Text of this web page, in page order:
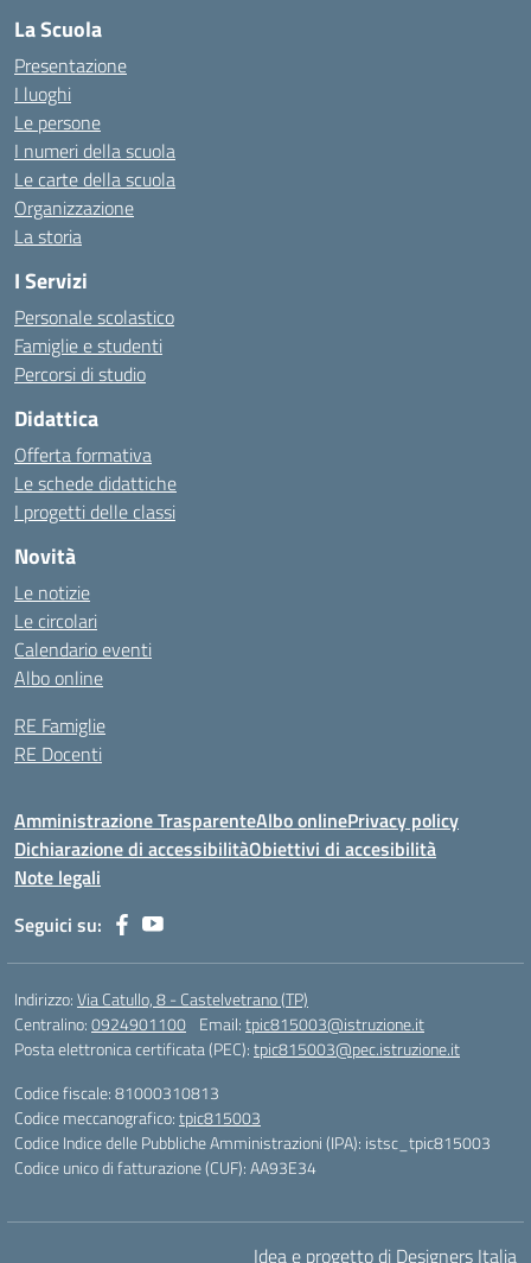
La Scuola
Presentazione
I luoghi
Le persone
I numeri della scuola
Le carte della scuola
Organizzazione
La storia
I Servizi
Personale scolastico
Famiglie e studenti
Percorsi di studio
Didattica
Offerta formativa
Le schede didattiche
I progetti delle classi
Novità
Le notizie
Le circolari
Calendario eventi
Albo online
RE Famiglie
RE Docenti
Amministrazione TrasparenteAlbo onlinePrivacy policy
Dichiarazione di accessibilitàObiettivi di accesibilità
Note legali
Seguici su:
Indirizzo:Via Catullo, 8 - Castelvetrano (TP)
Centralino:0924901100 Email:tpic815003@istruzione.it
Posta elettronica certificata (PEC):tpic815003@pec.istruzione.it
Codice fiscale: 81000310813
Codice meccanografico:tpic815003
Codice Indice delle Pubbliche Amministrazioni (IPA): istsc_tpic815003
Codice unico di fatturazione (CUF): AA93E34
Idea e progetto di Designers Italia